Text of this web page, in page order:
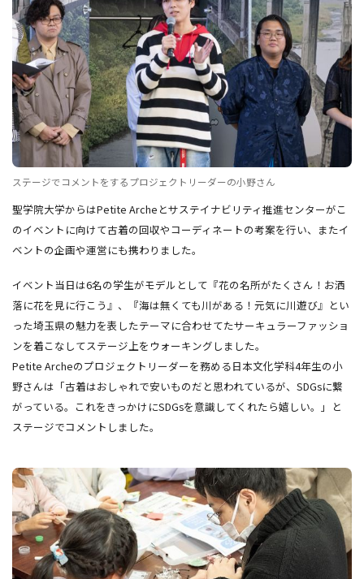
ステージでコメントをするプロジェクトリーダーの小野さん
聖学院大学からはPetite Archeとサステイナビリティ推進センターがこ
のイベントに向けて古着の回収やコーディネートの考案を行い、またイ
ベントの企画や運営にも携わりました。
イベント当日は6名の学生がモデルとして『花の名所がたくさん！お洒
落に花を見に行こう』、『海は無くても川がある！元気に川遊び』とい
った埼玉県の魅力を表したテーマに合わせてたサーキュラーファッショ
ンを着こなしてステージ上をウォーキングしました。
Petite Archeのプロジェクトリーダーを務める日本文化学科4年生の小
野さんは「古着はおしゃれで安いものだと思われているが、SDGsに繋
がっている。これをきっかけにSDGsを意識してくれたら嬉しい。」と
ステージでコメントしました。